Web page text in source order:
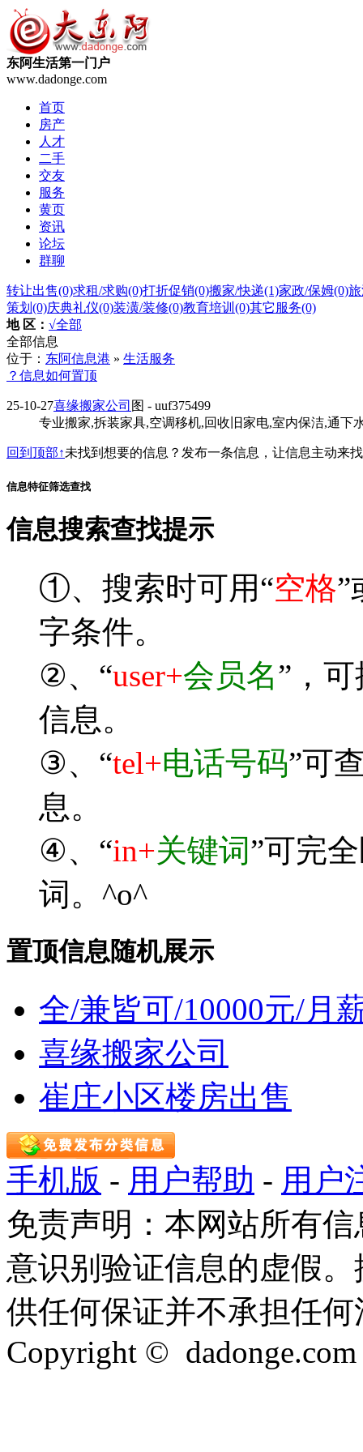
东阿生活第一门户
www.dadonge.com
首页
房产
人才
二手
交友
服务
黄页
资讯
论坛
群聊
转让出售(0)求租/求购(0)打折促销(0)搬家/快递(1)家政/保姆(0)
策划 (0)庆典礼仪(0)装潢/装修(0)教育培训 (0)其它服务(0)
地 区： √全部
全部信息
位于： 东阿信息港 » 生活服务
？信息如何置顶
25-10-27喜缘搬家公司 图 - uuf375499
专业搬家,拆装家具,空调移机,回收旧家电,室内保洁,通下
回到顶部↑未找到想要的信息？发布一条信息，让信息主动来
信息特征筛选查找
信息搜索查找提示
①、搜索时可用“空格”
字条件。
②、“user+会员名”，
信息。
③、“tel+电话号码”可
息。
④、“in+关键词”可完
词。^o^
置顶信息随机展示
全/兼皆可/10000元/月
喜缘搬家公司
崔庄小区楼房出售
手机版 - 用户帮助 - 用户
免责声明：本网站所有
意识别验证信息的虚假
供任何保证并不承担任
Copyright ©